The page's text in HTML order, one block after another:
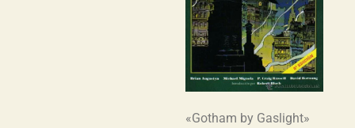
«Gotham by Gaslight»